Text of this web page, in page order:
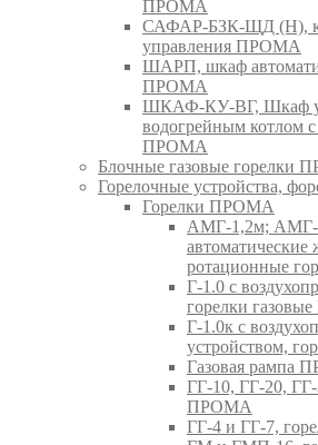
ПРОМА
САФАР-БЗК-ЩД (Н),
управления ПРОМА
ШАРП, шкаф
ПРОМА
ШКАФ-КУ-ВГ, Шкаф
водогрейным котлом
ПРОМА
Блочные газовые горелки
Горелочные устройства,
Горелки ПРОМА
АМГ-1,2м;
ротационные
Г-1.0 с
горелки
Г-1.0к с
устройством,
Газовая рампа
ГГ-10, ГГ-20, ГГ-
ПРОМА
ГГ-4 и ГГ-7,